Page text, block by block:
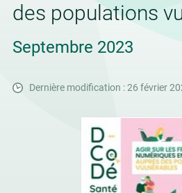
des populations
Septembre 2023
Dernière modification : 26 février